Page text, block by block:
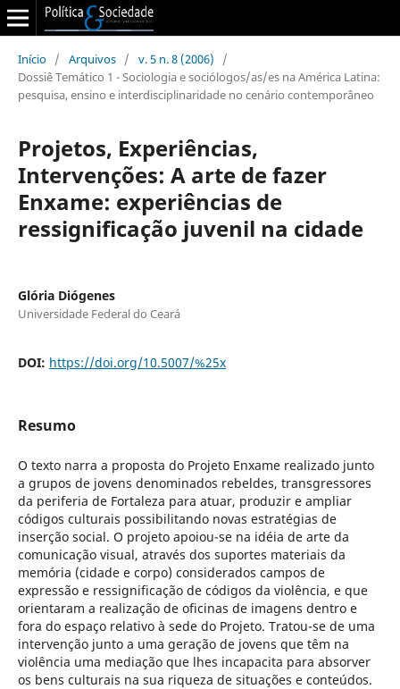
Início / Arquivos / v. 5 n. 8 (2006)
/
Dossiê Temático 1 - Sociologia e sociólogos/as/es na América Latina:
pesquisa, ensino e interdisciplinaridade no cenário contemporâneo
Projetos, Experiências,
Intervenções: A arte de fazer
Enxame: experiências de
ressignificação juvenil na cidade
Glória Diógenes
Universidade Federal do Ceará
DOI: https://doi.org/10.5007/%25x
Resumo
O texto narra a proposta do Projeto Enxame realizado junto
a grupos de jovens denominados rebeldes, transgressores
da periferia de Fortaleza para atuar, produzir e ampliar
códigos culturais possibilitando novas estratégias de
inserção social. O projeto apoiou-se na idéia de arte da
comunicação visual, através dos suportes materiais da
memória (cidade e corpo) considerados campos de
expressão e ressignificação de códigos da violência, e que
orientaram a realização de oficinas de imagens dentro e
fora do espaço relativo à sede do Projeto. Tratou-se de uma
intervenção junto a uma geração de jovens que têm na
violência uma mediação que lhes incapacita para absorver
os bens culturais na sua riqueza de situações e conteúdos.